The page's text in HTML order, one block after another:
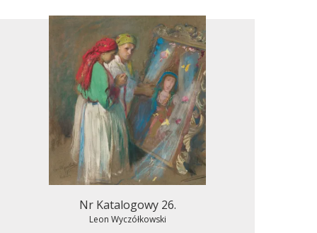
Nr Katalogowy 26.
Leon Wyczółkowski